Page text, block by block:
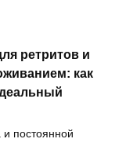
ретритов и
как
постоянной